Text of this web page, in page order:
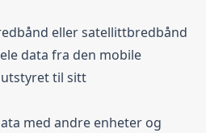
eller satellittbredbånd
data fra den mobile
til sitt
med andre enheter og